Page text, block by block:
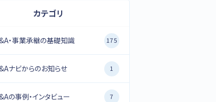
カテゴリ
・事業承継の基礎知識 175
ナビからのお知らせ 1
の事例・インタビュー 7